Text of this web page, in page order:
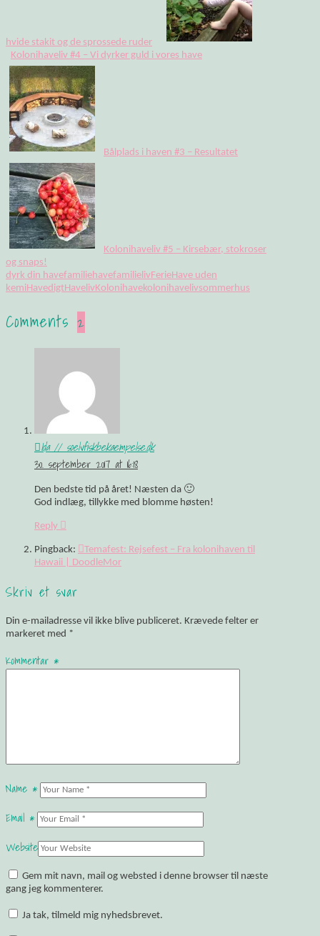
hvide stakit og de sprossede ruder
Kolonihaveliv #4 – Vi dyrker guld i vores have
Bålplads i haven #3 – Resultatet
Kolonihaveliv #5 – Kirsebær, stokroser
og snaps!
dyrk din havefamiliehavefamilielivFerieHave uden
kemiHavedigtHavelivKolonihavekolonihavelivsommerhus
Comments 2
Ida // soelvfiskbekaempelse.dk
30. september 2017 at 16:18
Den bedste tid på året! Næsten da 🙂
God indlæg, tillykke med blomme høsten!
Reply
Pingback:
Temafest: Rejsefest – Fra kolonihaven til
Hawaii | DoodleMor
Skriv et svar
Din e-mailadresse vil ikke blive publiceret. Krævede felter er
markeret med *
Kommentar *
Name *
Email *
Website
Gem mit navn, mail og websted i denne browser til næste
gang jeg kommenterer.
Ja tak, tilmeld mig nyhedsbrevet.